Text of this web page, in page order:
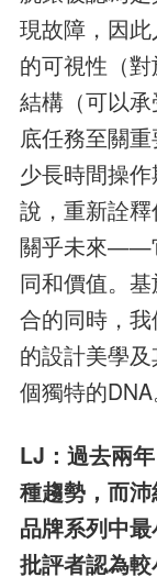
現故障，因
的可視性（
結構（可以
底任務至關
少長時間操
說，重新詮
關乎未來——
同和價值。
合的同時，
的設計美學
個獨特的DNA
LJ：過去兩
種趨勢，而
品牌系列中
批評者認為